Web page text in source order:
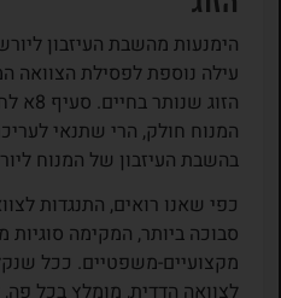
הימנעות מהשבת העיזבון
עילה נוספת לפסילת הצוואה
הזוג
המנוח חולק, הרי שתנאי
בהשבת העיזבון של המנוח
כפי שאנו רואים, התנגדות
סבוכה ביותר, המקימה
מקצועיים-משפטיים. ככל
לצוואה הדדית, מומלץ בכל פה,